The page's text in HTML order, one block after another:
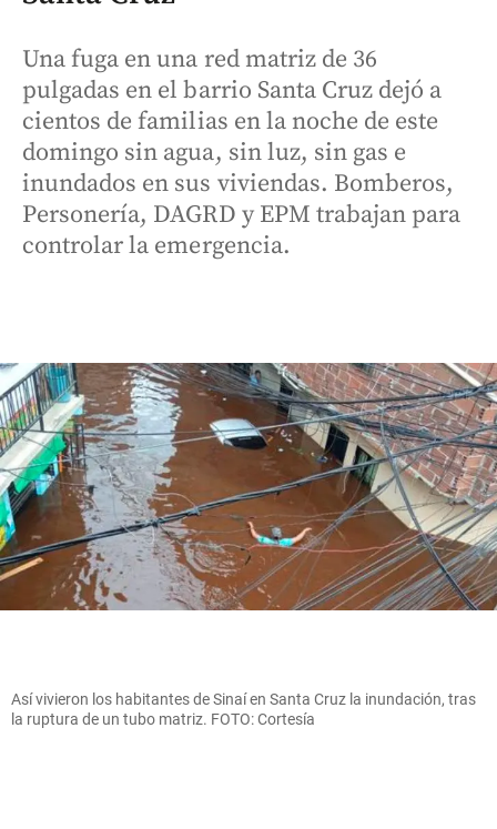
Una fuga en una red matriz de 36
pulgadas en el barrio Santa Cruz dejó a
cientos de familias en la noche de este
domingo sin agua, sin luz, sin gas e
inundados en sus viviendas. Bomberos,
Personería, DAGRD y EPM trabajan para
controlar la emergencia.
Así vivieron los habitantes de Sinaí en Santa Cruz la inundación, tras
la ruptura de un tubo matriz. FOTO: Cortesía